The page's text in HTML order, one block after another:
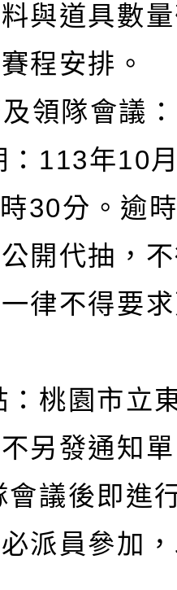
與道具數
程安排。
領隊會議：
113年10
30分。逾
開代抽，
律不得要
桃園市立
另發通知
議後即進
派員參加